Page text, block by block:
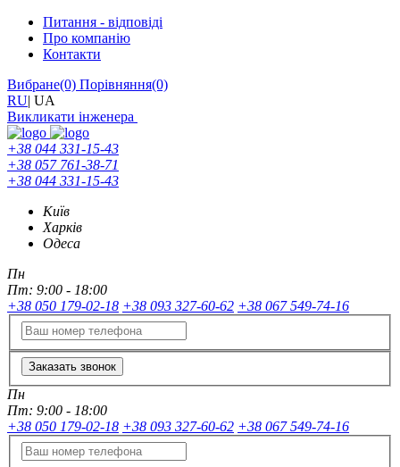
Питання - відповіді
Про компанію
Контакти
Вибране(0) Порівняння(0)
RU| UA
Викликати інженера
+38 044 331-15-43
+38 057 761-38-71
+38 044 331-15-43
Київ
Харків
Одеса
Пн
Пт: 9:00 - 18:00
+38 050 179-02-18 +38 093 327-60-62 +38 067 549-74-16
Заказать звонок
Пн
Пт: 9:00 - 18:00
+38 050 179-02-18 +38 093 327-60-62 +38 067 549-74-16